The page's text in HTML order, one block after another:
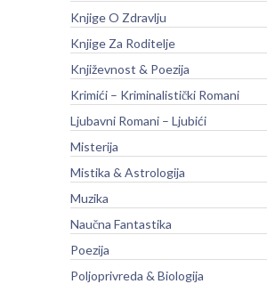
Knjige O Zdravlju
Knjige Za Roditelje
Književnost & Poezija
Krimići – Kriminalistički Romani
Ljubavni Romani – Ljubići
Misterija
Mistika & Astrologija
Muzika
Naučna Fantastika
Poezija
Poljoprivreda & Biologija